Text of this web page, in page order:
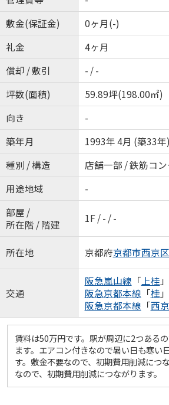
敷金(保証金)
0ヶ月(-)
礼金
4ヶ月
償却 / 敷引
- / -
坪数(面積)
59.89坪(198.00㎡)
向き
-
築年月
1993年 4月 (築33年)
種別 / 構造
店舗一部 / 鉄筋コ
用途地域
-
部屋 /
所在階 / 階建
1F / - / -
所在地 京都府京都市西京区
交通
阪急嵐山線 「 上桂
阪急京都本線 「桂
阪急京都本線 「西
賃料は50万円です。駅が周辺に2つある
ます。エアコン付きなので暑い日も寒い
す。敷金不要なので、初期費用削減につ
なので、初期費用削減につながります。